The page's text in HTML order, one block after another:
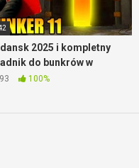
2025 i kompletny
do bunkrów w
100%